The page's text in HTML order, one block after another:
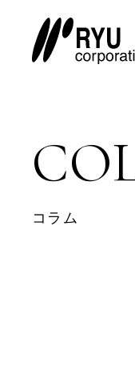
コラム